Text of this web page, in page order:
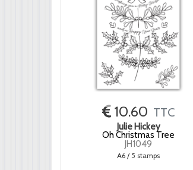
10.60 TTC
Julie Hickey
Oh Christmas Tree
JH1049
A6 / 5 stamps